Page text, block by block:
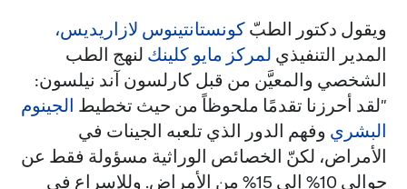
ويقول دكتور الطبّ كونستانتينوس لازاريديس،
المدير التنفيذي لمركز مايو كلينك لنهج الطب
الشخصي والمعيَّن من قبل كارلسون آند نيلسون:
"لقد أحرزنا تقدمًا ملحوظاً من حيث تخطيط الجينوم
البشري وفهم الدور الذي تلعبه الجينات في
الأمراض، لكنّ الخصائص الوراثية مسؤولة فقط عن
حوالي 10% إلى 15% من الأمراض. وللإسراع في